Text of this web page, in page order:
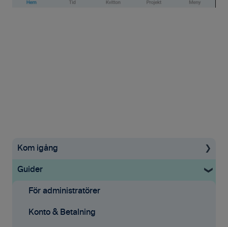
Kom igång
Uppstartsguide
Grundinställningar
Ekonomisystem
Guider
För administratörer
Konto & Betalning